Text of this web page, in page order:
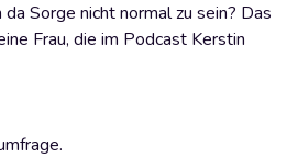
Sorge nicht normal zu sein? Das
Frau, die im Podcast Kerstin